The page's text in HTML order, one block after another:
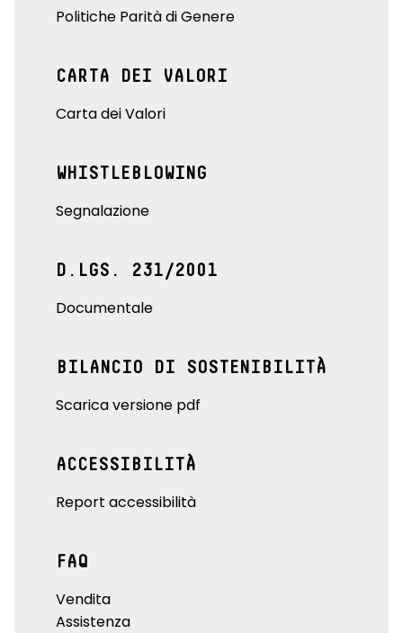
Politiche Parità di Genere
CARTA DEI VALORI
Carta dei Valori
WHISTLEBLOWING
Segnalazione
D.LGS. 231/2001
Documentale
BILANCIO DI SOSTENIBILITÀ
Scarica versione pdf
ACCESSIBILITÀ
Report accessibilità
FAQ
Vendita
Assistenza